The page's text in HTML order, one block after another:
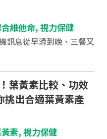
維他命,視力保健
訊息從早滑到晚、三餐又
葉黃素比較、功效
挑出合適葉黃素產
素,視力保健